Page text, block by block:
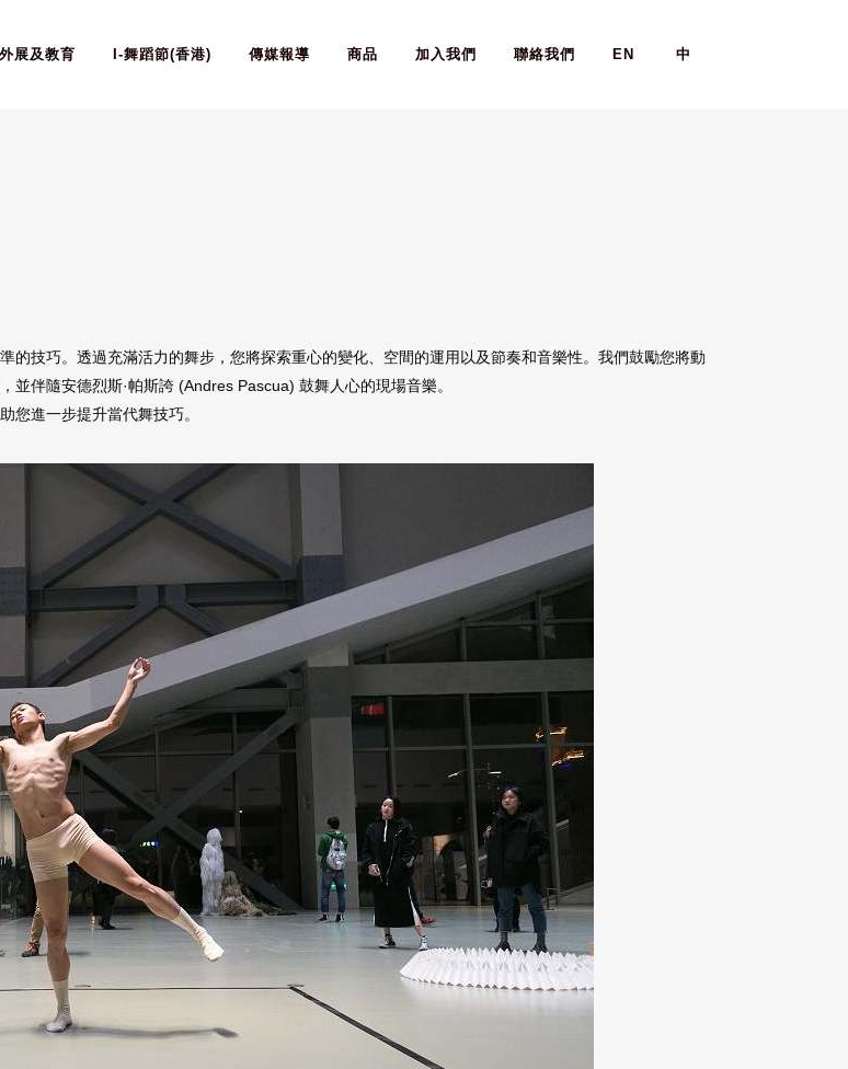
外展及教育 I-舞蹈節(香港) 傳媒報導 商品 加入我們 聯絡我們 EN 中
技巧。透過充滿活力的舞步，您將探索重心的變化、空間的運用以及節奏和音樂性。我們鼓勵您將動
伴隨安德烈斯·帕斯誇 (Andres Pascua) 鼓舞人心的現場音樂。
您進一步提升當代舞技巧。